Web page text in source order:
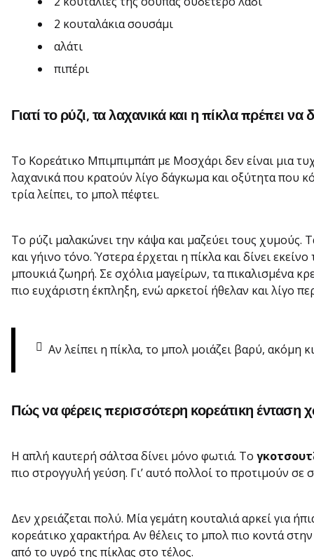
2 κουταλάκια σουσάμι
αλάτι
πιπέρι
Γιατί το ρύζι, τα λαχανικά και η πίκλα πρέπει να
Το Κορεάτικο Μπιμπιμπάπ με Μοσχάρι δεν είναι μια
λαχανικά που κρατούν λίγο δάγκωμα και οξύτητα που
τρία λείπει, το μπολ πέφτει.
Το ρύζι μαλακώνει την κάψα και μαζεύει τους χυμούς.
και γήινο τόνο. Ύστερα έρχεται η πίκλα και δίνει
μπουκιά ζωηρή. Σε σχόλια μαγείρων, τα πικαλισμένα
πιο ευχάριστη έκπληξη, ενώ αρκετοί ήθελαν και λίγο
Αν λείπει η πίκλα, το μπολ μοιάζει βαρύ, ακόμη
Πώς να φέρεις περισσότερη κορεάτικη ένταση
Η απλή καυτερή σάλτσα δίνει μόνο φωτιά. Το
πιο στρογγυλή γεύση. Γι’ αυτό πολλοί το προτιμούν σε
Δεν χρειάζεται πολύ. Μία γεμάτη κουταλιά αρκεί για
κορεάτικο χαρακτήρα. Αν θέλεις το μπολ πιο κοντά
από το υγρό της πίκλας στο τέλος.